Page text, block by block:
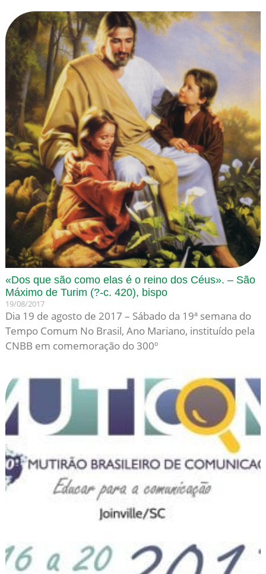
«Dos que são como elas é o reino dos Céus». – São
Máximo de Turim (?-c. 420), bispo
19/08/2017
Dia 19 de agosto de 2017 – Sábado da 19ª semana do
Tempo Comum No Brasil, Ano Mariano, instituído pela
CNBB em comemoração do 300º